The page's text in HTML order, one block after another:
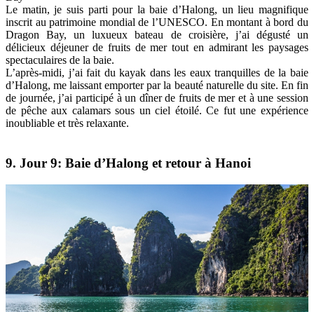
Le matin, je suis parti pour la baie d’Halong, un lieu magnifique
inscrit au patrimoine mondial de l’UNESCO. En montant à bord du
Dragon Bay, un luxueux bateau de croisière, j’ai dégusté un
délicieux déjeuner de fruits de mer tout en admirant les paysages
spectaculaires de la baie.
L’après-midi, j’ai fait du kayak dans les eaux tranquilles de la baie
d’Halong, me laissant emporter par la beauté naturelle du site. En fin
de journée, j’ai participé à un dîner de fruits de mer et à une session
de pêche aux calamars sous un ciel étoilé. Ce fut une expérience
inoubliable et très relaxante.
9. Jour 9: Baie d’Halong et retour à Hanoi